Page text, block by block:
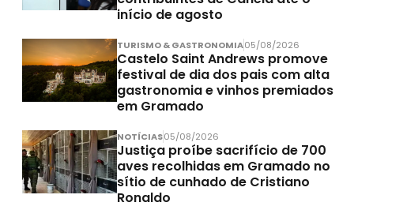
início de agosto
TURISMO & GASTRONOMIA05/08/2026
Castelo Saint Andrews promove
festival de dia dos pais com alta
gastronomia e vinhos premiados
em Gramado
NOTÍCIAS05/08/2026
Justiça proíbe sacrifício de 700
aves recolhidas em Gramado no
sítio de cunhado de Cristiano
Ronaldo